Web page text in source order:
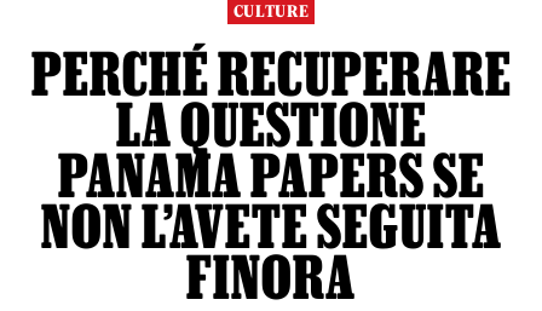
CULTURE
PERCHÉ RECUPERARE
LA QUESTIONE
PANAMA PAPERS SE
NON L’AVETE SEGUITA
FINORA